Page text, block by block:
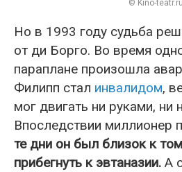
© Kino-teatr.ru
Но в 1993 году судьба
от ди Борго. Во время
параплане произошла
Филипп стал инвалидом,
мог двигать ни руками, ни
Впоследствии миллионер
те дни он был близок к
прибегнуть к эвтаназии. А